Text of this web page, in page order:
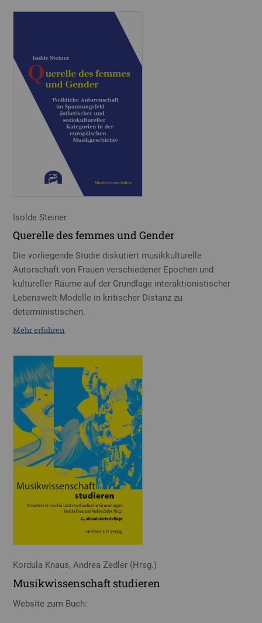
Isolde Steiner
Querelle des femmes und Gender
Die vorliegende Studie diskutiert musikkulturelle
Autorschaft von Frauen verschiedener Epochen und
kultureller Räume auf der Grund­lage interaktionistischer
Lebenswelt-Modelle in kritischer Distanz zu
deterministischen.
Mehr erfahren
Kordula Knaus, Andrea Zedler (Hrsg.)
Musikwissenschaft studieren
Website zum Buch: